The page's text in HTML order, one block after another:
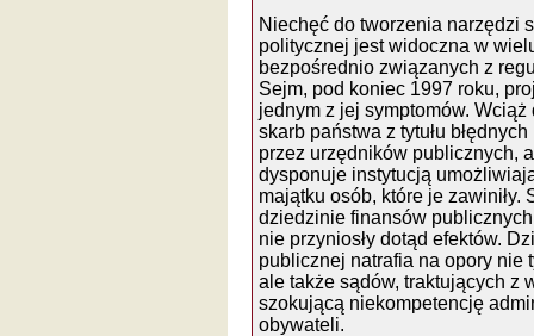
Niechęć do tworzenia narzędzi
politycznej jest widoczna w
bezpośrednio związanych z
Sejm, pod koniec 1997 roku,
jednym z jej symptomów.
skarb państwa z tytułu
przez urzędników publicznych,
dysponuje instytucją
majątku osób, które je zawiniły.
dziedzinie finansów
nie przyniosły dotąd efektów.
publicznej natrafia na opory nie
ale także sądów, traktujących z
szokującą niekompetencję
obywateli.